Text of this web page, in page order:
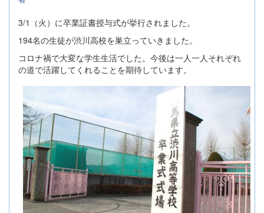
3/1（火）に卒業証書授与式が挙行されました。
194名の生徒が渋川高校を巣立っていきました。
コロナ禍で大変な学生生活でした。今後は一人一人それぞれ
の道で活躍してくれることを期待しています。